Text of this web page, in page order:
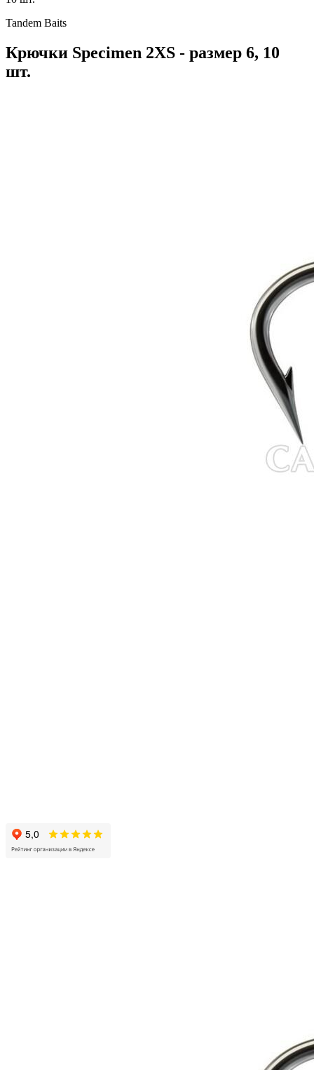
Tandem Baits
Крючки Specimen 2XS - размер 6, 10
шт.